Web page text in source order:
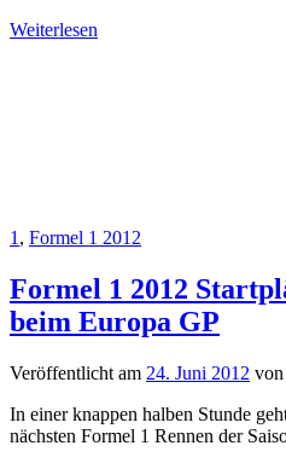
Weiterlesen
1 , Formel 1 2012
Formel 1 2012
beim Europa GP
Veröffentlicht am 24. Juni 2012 von
In einer knappen halben Stunde
nächsten Formel 1 Rennen der